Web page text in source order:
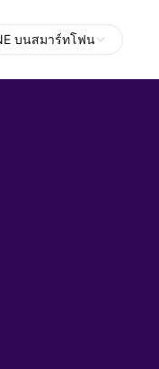
บนสมาร์ทโฟน